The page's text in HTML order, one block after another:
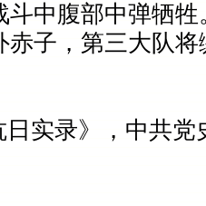
斗中腹部中弹牺
赤子，第三大队
日实录》，中共